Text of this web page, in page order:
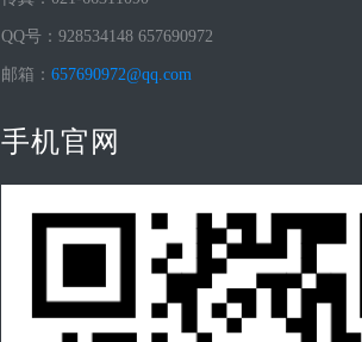
QQ号：928534148 657690972
邮箱： 657690972@qq.com
手机官网